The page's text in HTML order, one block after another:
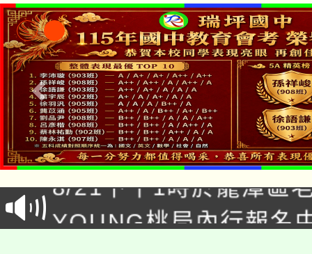
「本色祭」8/29、30在
8/21下午1時於龍潭區
徵才活動。
YOUNG桃局內行報名